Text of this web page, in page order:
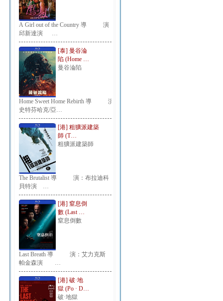
A Girl out of the Country 導 演：
邱新達演 …
[泰] 曼谷淪
陷 (Home …
曼谷淪陷
Home Sweet Home Rebirth 導 演：
史特芬哈克/亞…
[港] 粗獷派建築
師 (T…
粗獷派建築師
The Brutalist 導 演：布拉迪科
貝特演 …
[港] 窒息倒
數 (Last …
窒息倒數
Last Breath 導 演：艾力克斯
帕金森演 …
[港] 破·地
獄 (Po · D…
破·地獄